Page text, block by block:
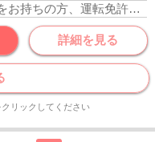
介護支援専門員の資格をお持ちの方、運転免許あれば尚可
詳細を見る
リックしてください